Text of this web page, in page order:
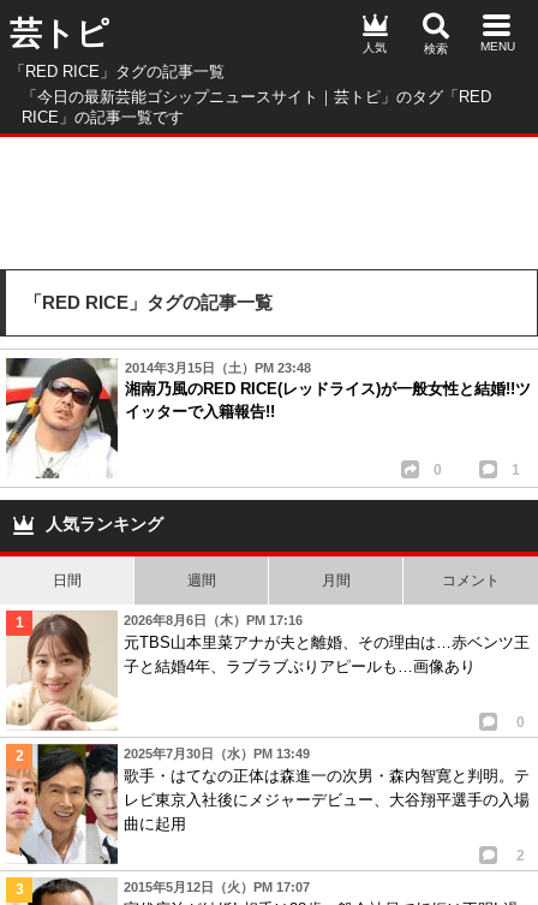
芸トピ
「RED RICE」タグの記事一覧
「今日の最新芸能ゴシップニュースサイト｜芸トピ」のタグ「RED
RICE」の記事一覧です
人気
「RED RICE」タグの記事一覧
2014年3月15日（土）PM 23:48
湘南乃風のRED RICE(レッドライス)が一般女性と結婚!!ツ
イッターで入籍報告!!
0 1
人気ランキング
日間 週間 月間 コメント
2026年8月6日（木）PM 17:16
元TBS山本里菜アナが夫と離婚、その理由は…赤ベンツ王
子と結婚4年、ラブラブぶりアピールも…画像あり
0
2025年7月30日（水）PM 13:49
歌手・はてなの正体は森進一の次男・森内智寛と判明。テ
レビ東京入社後にメジャーデビュー、大谷翔平選手の入場
曲に起用
2
2015年5月12日（火）PM 17:07